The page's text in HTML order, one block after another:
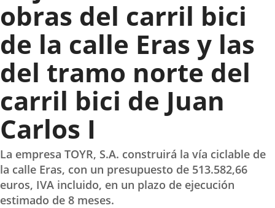
obras del carril bici
de la calle Eras y las
del tramo norte del
carril bici de Juan
Carlos I
La empresa TOYR, S.A. construirá la vía ciclable de
la calle Eras, con un presupuesto de 513.582,66
euros, IVA incluido, en un plazo de ejecución
estimado de 8 meses.